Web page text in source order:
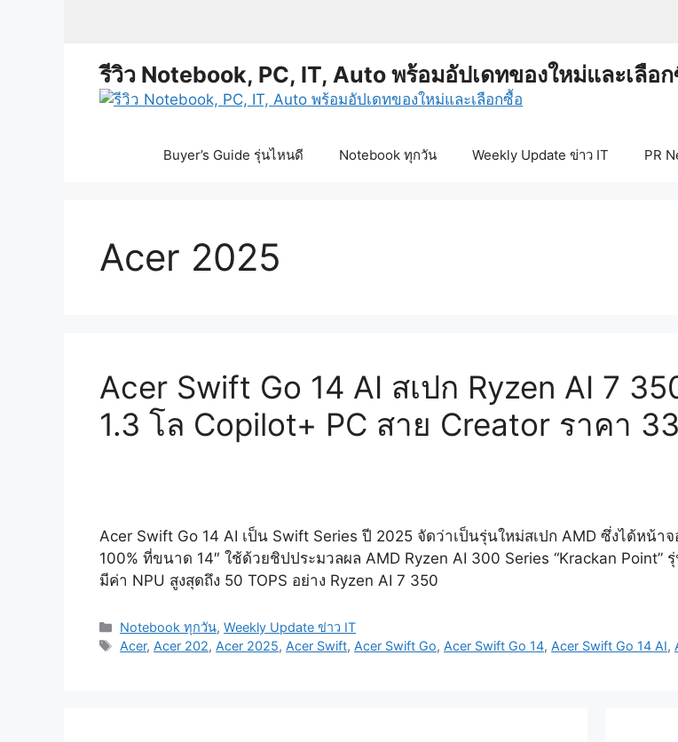
รีวิว Notebook, PC, IT, Auto พร้อมอัปเดทของใหม่และเลือ
Buyer’s Guide รุ่นไหนดี Notebook ทุกวัน Weekly Update ข่าว IT PR
Acer 2025
Acer Swift Go 14 AI สเปก Ryzen AI 7
1.3 โล Copilot+ PC สาย Creator ราคา
Acer Swift Go 14 AI เป็น Swift Series ปี 2025 จัดว่าเป็นรุ่นใหม่สเปก AMD ซึ่งได้หน้า
100% ที่ขนาด 14″ ใช้ด้วยชิปประมวลผล AMD Ryzen AI 300 Series “Krackan Point”
มีค่า NPU สูงสุดถึง 50 TOPS อย่าง Ryzen AI 7 350
Categories
Notebook ทุกวัน,Weekly Update ข่าว IT
Tags
Acer, Acer 202, Acer 2025, Acer Swift, Acer Swift Go, Acer Swift Go 14, Acer Swift Go 14 AI,